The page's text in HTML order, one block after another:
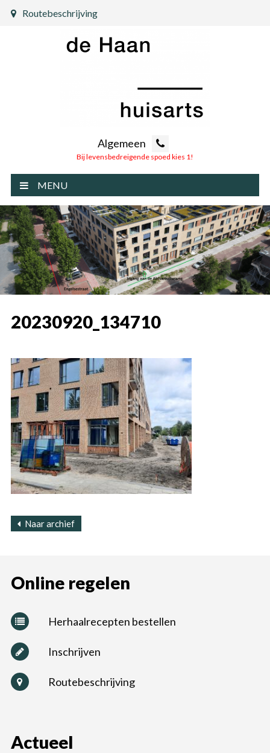
Routebeschrijving
Algemeen
Bij levensbedreigende spoed kies 1!
MENU
20230920_134710
Naar archief
Online regelen
Herhaalrecepten bestellen
Inschrijven
Routebeschrijving
Actueel